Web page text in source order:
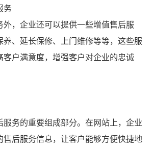
务
外，企业还可以提供一些增值售后服
养、延长保修、上门维修等等，这些服
客户满意度，增强客户对企业的忠诚
服务的重要组成部分。在网站上，企业
售后服务信息，让客户能够方便快捷地